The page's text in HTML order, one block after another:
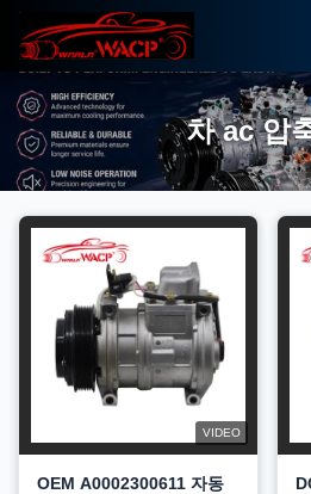
차 ac 압
VIDEO
OEM A0002300611 자동